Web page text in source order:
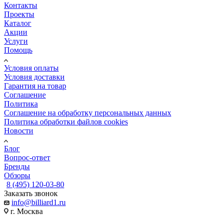
Контакты
Проекты
Каталог
Акции
Услуги
Помощь
Условия оплаты
Условия доставки
Гарантия на товар
Соглашение
Политика
Соглашение на обработку персональных данных
Политика обработки файлов cookies
Новости
Блог
Вопрос-ответ
Бренды
Обзоры
8 (495) 120-03-80
Заказать звонок
info@billiard1.ru
г. Москва